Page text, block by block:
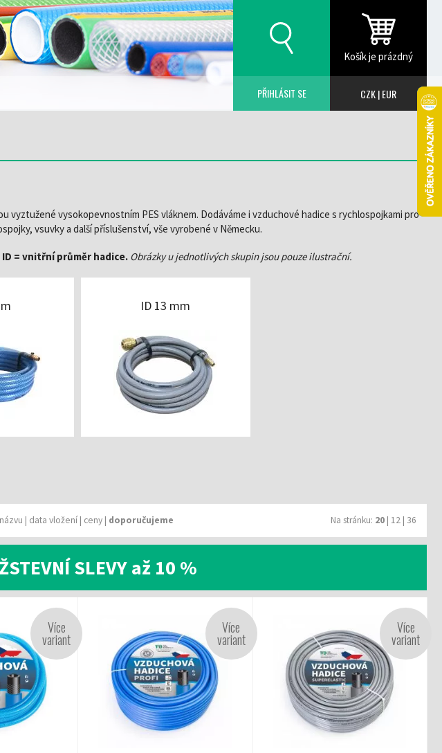
Košík je prázdný
PŘIHLÁSIT SE CZK|EUR
vyztužené vysokopevnostním PES vláknem. Dodáváme i vzduchové hadice s rychlospojkami pro
vsuvky a další příslušenství, vše vyrobené v Německu.
ID = vnitřní průměr hadice. Obrázky u jednotlivých skupin jsou pouze ilustrační.
ID 13 mm
názvu | data vložení | ceny | doporučujeme Na stránku: 20 | 12 | 36
SLEVY až 10 %
Více
variant
Více
variant
Více
variant